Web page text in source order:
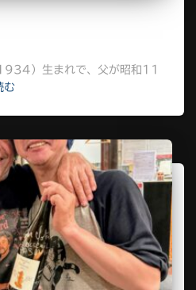
）生まれで、父が昭和11
む